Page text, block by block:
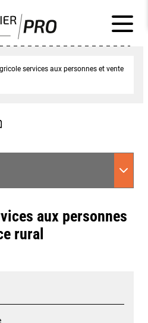
services aux personnes et vente
aux personnes
rural